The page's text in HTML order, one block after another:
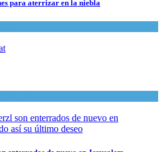
para aterrizar en la niebla